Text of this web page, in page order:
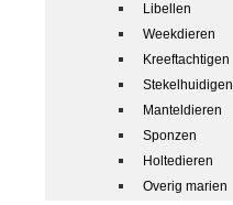
Libellen
Weekdieren
Kreeftachtigen
Stekelhuidigen
Manteldieren
Sponzen
Holtedieren
Overig marien